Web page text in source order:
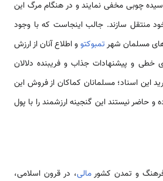
چوبی مخفی نمایند و در هنگام مرگ این
خود منتقل سازند. جالب اینجاست که با وجود
مسلمان شهرتمبوکتوو اطلاع آنان از ارزش
خطی و پیشنهادات جذاب و فریبنده دلالان
این اسناد؛ مسلمانان کماکان از فروش این
حاضر نیستند این گنجینه ارزشمند را با پول
فرهنگ و تمدن کشورمالی، در قرون اسلامی،